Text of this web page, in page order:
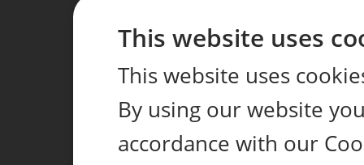
This website uses
This website uses
By using our website
accordance with our